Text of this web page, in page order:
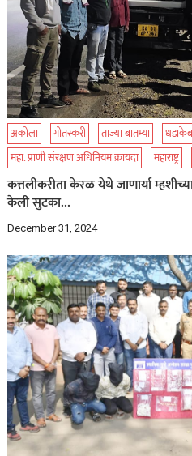
अकोला गोतस्करी ताज्या बातम्या
महा. प्राणी संरक्षण अधिनियम क़ायदा
महाराष्ट्र
कत्तलीकरीता केरळ येथे जाणार्या
केली सुटका…
December 31, 2024